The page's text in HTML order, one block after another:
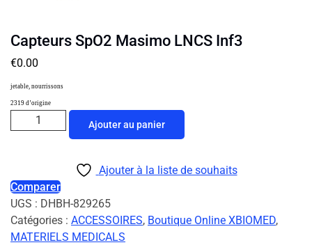
Capteurs SpO2 Masimo LNCS Inf3
€0.00
jetable, nourrissons
2319 d’origine
Ajouter au panier
Ajouter à la liste de souhaits
Comparer
UGS : DHBH-829265
Catégories : ACCESSOIRES, Boutique Online XBIOMED,
MATERIELS MEDICALS